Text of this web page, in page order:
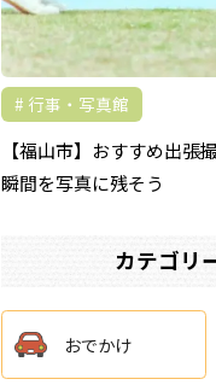
行事・写真館
【福山市】おすすめ出張
瞬間を写真に残そう
カテゴリ
おでかけ